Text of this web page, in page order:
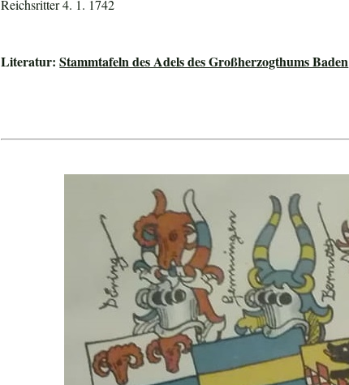
Reichsritter 4. 1. 1742
Literatur:Stammtafeln des Adels des Großherzogthums Baden